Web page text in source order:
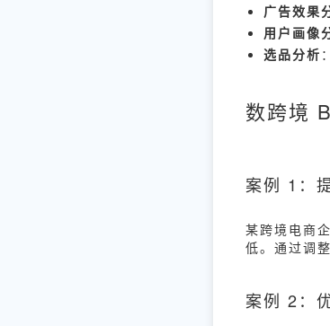
广告效果
用户画像
选品分析
数跨境
案例 1：
某跨境电商
低。通过调
案例 2：